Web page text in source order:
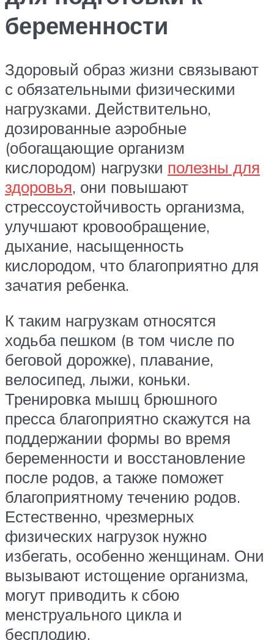
беременности
Здоровый образ жизни связывают
с обязательными физическими
нагрузками. Действительно,
дозированные аэробные
(обогащающие организм
кислородом) нагрузки полезны для
здоровья, они повышают
стрессоустойчивость организма,
улучшают кровообращение,
дыхание, насыщенность
кислородом, что благоприятно для
зачатия ребенка.
К таким нагрузкам относятся
ходьба пешком (в том числе по
беговой дорожке), плавание,
велосипед, лыжи, коньки.
Тренировка мышц брюшного
пресса благоприятно скажутся на
поддержании формы во время
беременности и восстановление
после родов, а также поможет
благоприятному течению родов.
Естественно, чрезмерных
физических нагрузок нужно
избегать, особенно женщинам. Они
вызывают истощение организма,
могут приводить к сбою
менструального цикла и
бесплодию.